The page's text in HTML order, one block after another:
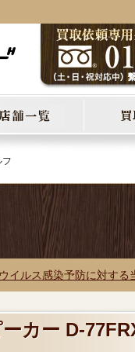
イルス感染予防に対す
カー D-